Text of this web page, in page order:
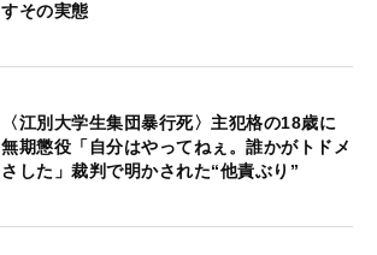
すその実態
〈江別大学生集団暴行死〉主犯格の18歳に
無期懲役「自分はやってねぇ。誰かがトドメ
さした」裁判で明かされた“他責ぶり”